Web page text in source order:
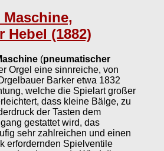
Hebel (1882)
(pneumatischer
Orgel eine sinnreiche, von
Barker etwa 1832
welche die Spielart großer
dass kleine Bälge, zu
der Tasten dem
gestattet wird, das
sehr zahlreichen und einen
erfordernden Spielventile